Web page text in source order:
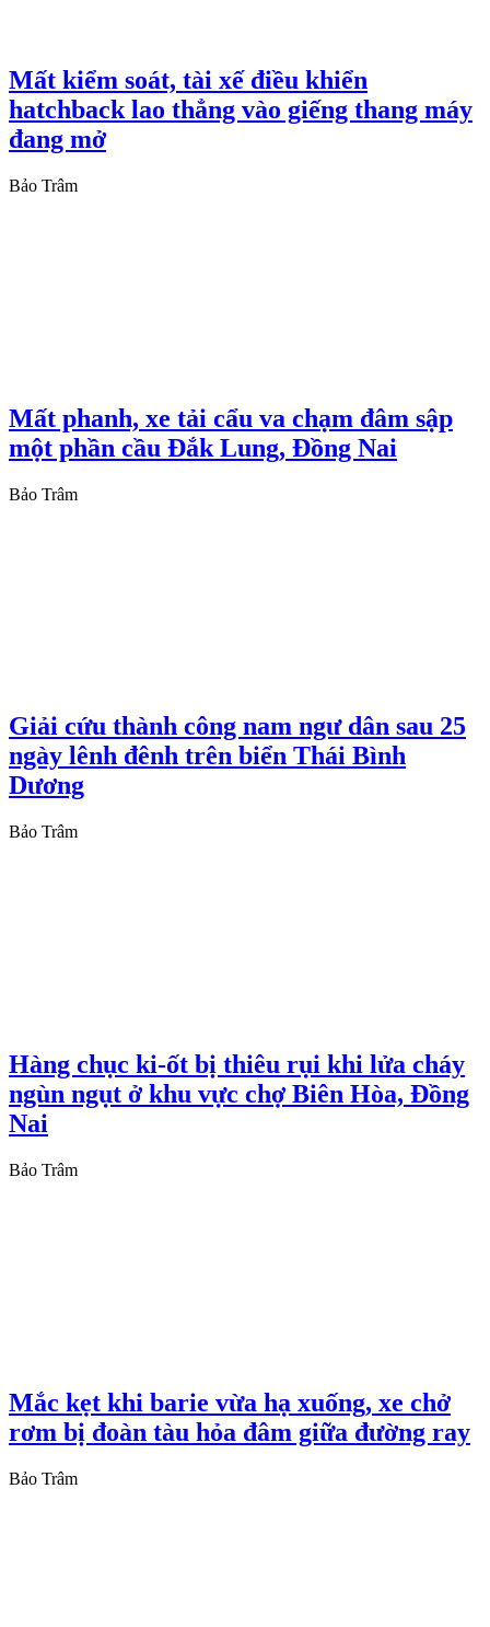
Mất kiểm soát, tài xế điều khiển
hatchback lao thẳng vào giếng thang máy
đang mở
Bảo Trâm
Mất phanh, xe tải cẩu va chạm đâm sập
một phần cầu Đắk Lung, Đồng Nai
Bảo Trâm
Giải cứu thành công nam ngư dân sau 25
ngày lênh đênh trên biển Thái Bình
Dương
Bảo Trâm
Hàng chục ki-ốt bị thiêu rụi khi lửa cháy
ngùn ngụt ở khu vực chợ Biên Hòa, Đồng
Nai
Bảo Trâm
Mắc kẹt khi barie vừa hạ xuống, xe chở
rơm bị đoàn tàu hỏa đâm giữa đường ray
Bảo Trâm